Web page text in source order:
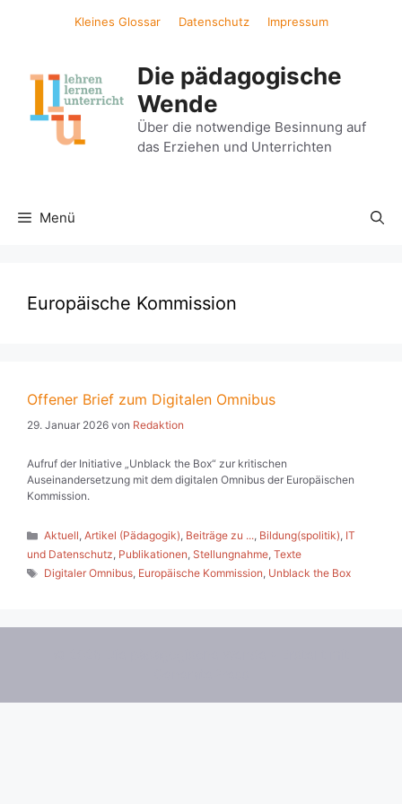
Kleines Glossar Datenschutz Impressum
Die pädagogische
Wende
Über die notwendige Besinnung auf
das Erziehen und Unterrichten
Menü
Europäische Kommission
Offener Brief zum Digitalen Omnibus
29. Januar 2026 von Redaktion
Aufruf der Initiative „Unblack the Box“ zur kritischen
Auseinandersetzung mit dem digitalen Omnibus der Europäischen
Kommission.
Kategorien
Aktuell,Artikel (Pädagogik), Beiträge zu ..., Bildung(spolitik), IT
und Datenschutz, Publikationen, Stellungnahme, Texte
Schlagwörter
Digitaler Omnibus, Europäische Kommission, Unblack the Box